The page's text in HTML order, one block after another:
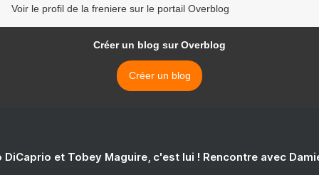
Voir le profil de la freniere sur le portail Overblog
Créer un blog sur Overblog
Créer un blog
DiCaprio et Tobey Maguire, c'est lui ! Rencontre avec